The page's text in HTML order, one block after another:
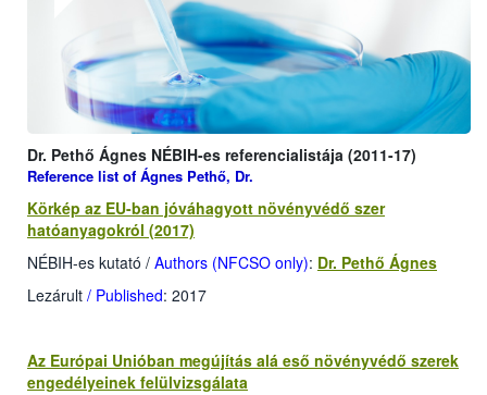
Dr. Pethő Ágnes NÉBIH-es referencialistája (2011-17)
Reference list of Ágnes Pethő, Dr.
Körkép az EU-ban jóváhagyott növényvédő szer
hatóanyagokról (2017)
NÉBIH-es kutató / Authors (NFCSO only): Dr. Pethő Ágnes
Lezárult / Published: 2017
Az Európai Unióban megújítás alá eső növényvédő szerek
engedélyeinek felülvizsgálata